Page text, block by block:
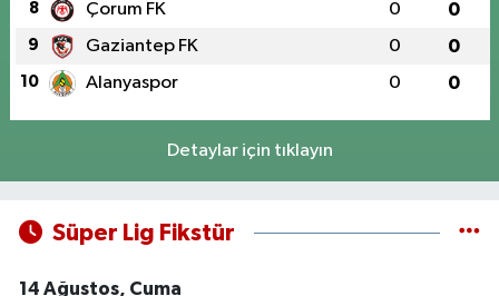
8 Çorum FK 0 0
9 Gaziantep FK 0 0
10 Alanyaspor 0 0
Detaylar için tıklayın
Süper Lig Fikstür
14 Ağustos, Cuma